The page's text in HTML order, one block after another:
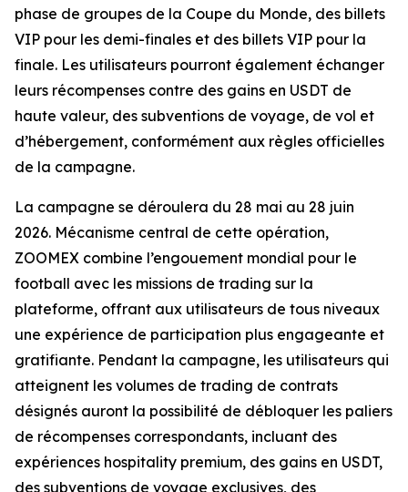
phase de groupes de la Coupe du Monde, des billets
VIP pour les demi-finales et des billets VIP pour la
finale. Les utilisateurs pourront également échanger
leurs récompenses contre des gains en USDT de
haute valeur, des subventions de voyage, de vol et
d’hébergement, conformément aux règles officielles
de la campagne.
La campagne se déroulera du 28 mai au 28 juin
2026. Mécanisme central de cette opération,
ZOOMEX combine l’engouement mondial pour le
football avec les missions de trading sur la
plateforme, offrant aux utilisateurs de tous niveaux
une expérience de participation plus engageante et
gratifiante. Pendant la campagne, les utilisateurs qui
atteignent les volumes de trading de contrats
désignés auront la possibilité de débloquer les paliers
de récompenses correspondants, incluant des
expériences hospitality premium, des gains en USDT,
des subventions de voyage exclusives, des